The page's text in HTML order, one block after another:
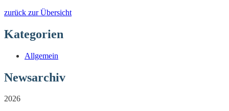
zurück zur Übersicht
Kategorien
Allgemein
Newsarchiv
2026